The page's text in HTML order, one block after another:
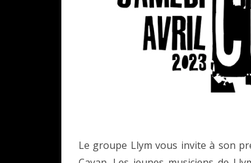
Le groupe Llym vous invite à son